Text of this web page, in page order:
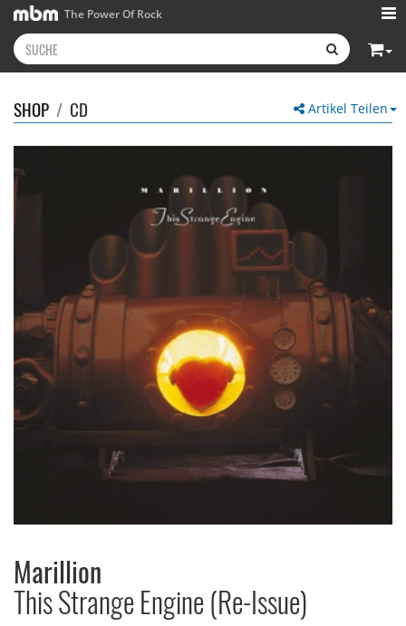
The Power Of Rock
Artikel Teilen
SHOP / CD
Marillion
This Strange Engine (Re-Issue)